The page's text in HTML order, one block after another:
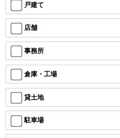
戸建て
店舗
事務所
倉庫・工場
貸土地
駐車場